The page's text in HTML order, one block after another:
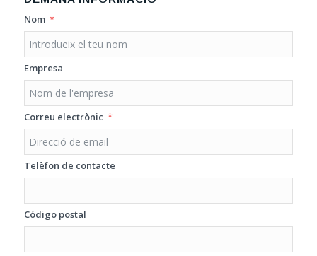
Nom
Empresa
Correu electrònic
Telèfon de contacte
Código postal